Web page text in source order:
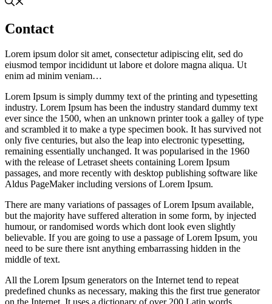
Contact
Lorem ipsum dolor sit amet, consectetur adipiscing elit, sed do
eiusmod tempor incididunt ut labore et dolore magna aliqua. Ut
enim ad minim veniam…
Lorem Ipsum is simply dummy text of the printing and typesetting
industry. Lorem Ipsum has been the industry standard dummy text
ever since the 1500, when an unknown printer took a galley of type
and scrambled it to make a type specimen book. It has survived not
only five centuries, but also the leap into electronic typesetting,
remaining essentially unchanged. It was popularised in the 1960
with the release of Letraset sheets containing Lorem Ipsum
passages, and more recently with desktop publishing software like
Aldus PageMaker including versions of Lorem Ipsum.
There are many variations of passages of Lorem Ipsum available,
but the majority have suffered alteration in some form, by injected
humour, or randomised words which dont look even slightly
believable. If you are going to use a passage of Lorem Ipsum, you
need to be sure there isnt anything embarrassing hidden in the
middle of text.
All the Lorem Ipsum generators on the Internet tend to repeat
predefined chunks as necessary, making this the first true generator